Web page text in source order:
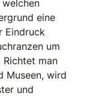
eine
Eindruck
um
Richtet man
Museen, wird
und